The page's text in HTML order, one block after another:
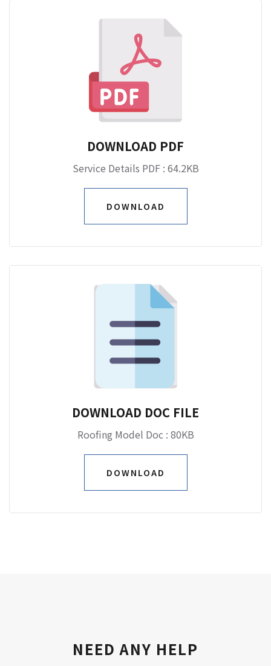
DOWNLOAD PDF
Service Details PDF : 64.2KB
DOWNLOAD
DOWNLOAD
DOWNLOAD DOC FILE
Roofing Model Doc : 80KB
DOWNLOAD
DOWNLOAD
NEED ANY HELP